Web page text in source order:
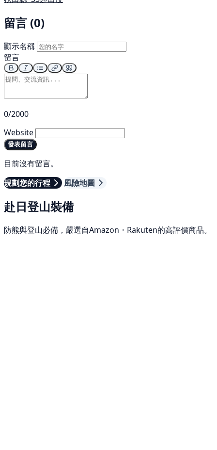
留言 (0)
顯示名稱
留言
0/2000
Website
發表留言
目前沒有留言。
規劃您的行程
風險地圖
赴日登山裝備
防熊與登山必備，嚴選自Amazon・Rakuten的高評價商品。